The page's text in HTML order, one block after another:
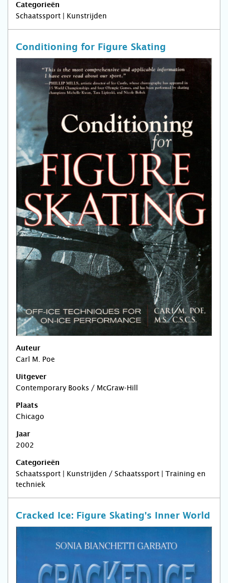
Categorieën
Schaatssport | Kunstrijden
Conditioning for Figure Skating
Auteur
Carl M. Poe
Uitgever
Contemporary Books / McGraw-Hill
Plaats
Chicago
Jaar
2002
Categorieën
Schaatssport | Kunstrijden / Schaatssport | Training en
techniek
Cracked Ice: Figure Skating's Inner World